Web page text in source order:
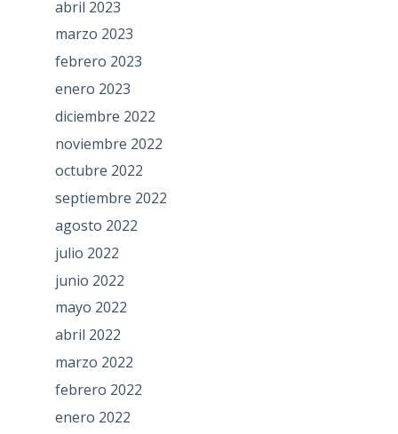
abril 2023
marzo 2023
febrero 2023
enero 2023
diciembre 2022
noviembre 2022
octubre 2022
septiembre 2022
agosto 2022
julio 2022
junio 2022
mayo 2022
abril 2022
marzo 2022
febrero 2022
enero 2022